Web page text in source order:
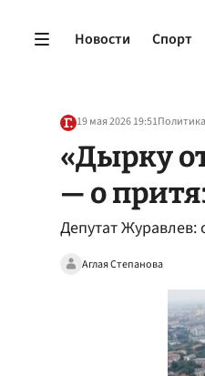
Новости Спорт
19 мая 2026 19:51Политика
«Дырку
— о
Депутат
Аглая Степанова